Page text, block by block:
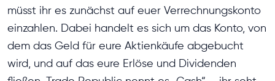
müsst ihr es zunächst auf euer Verrechnungskonto
einzahlen. Dabei handelt es sich um das Konto, von
dem das Geld für eure Aktienkäufe abgebucht
wird, und auf das eure Erlöse und Dividenden